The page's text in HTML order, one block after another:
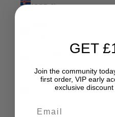
(GBP £)
Iraq (GBP
Ireland
GET
Join the community
first order, VIP early
exclusive